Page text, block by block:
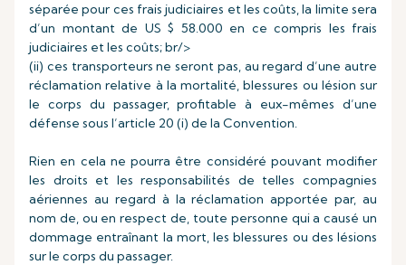
séparée pour ces frais judiciaires et les coûts, la limite sera
d’un montant de US $ 58.000 en ce compris les frais
judiciaires et les coûts; br/>
(ii) ces transporteurs ne seront pas, au regard d’une autre
réclamation relative à la mortalité, blessures ou lésion sur
le corps du passager, profitable à eux-mêmes d’une
défense sous l’article 20 (i) de la Convention.
Rien en cela ne pourra être considéré pouvant modifier
les droits et les responsabilités de telles compagnies
aériennes au regard à la réclamation apportée par, au
nom de, ou en respect de, toute personne qui a causé un
dommage entraînant la mort, les blessures ou des lésions
sur le corps du passager.